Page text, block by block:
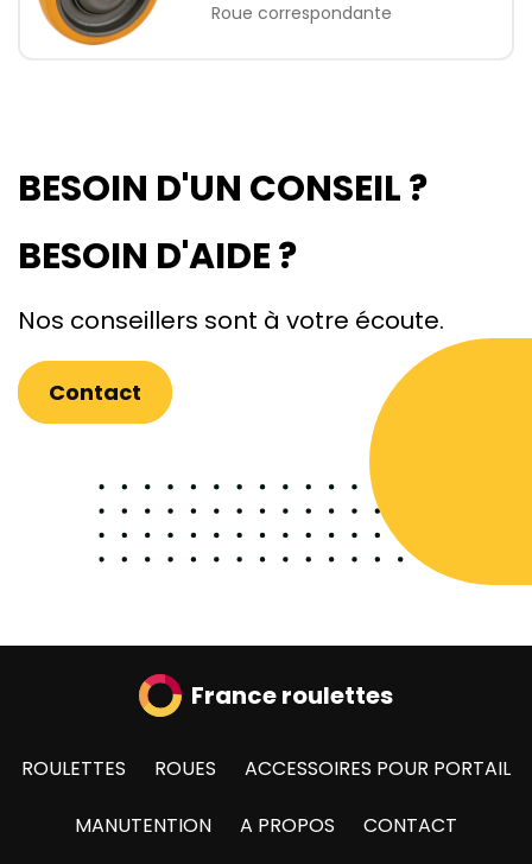
Roue correspondante
BESOIN D'UN CONSEIL ?
BESOIN D'AIDE ?
Nos conseillers sont à votre écoute.
Contact
France roulettes
ROULETTES ROUES ACCESSOIRES POUR PORTAIL
MANUTENTION A PROPOS CONTACT